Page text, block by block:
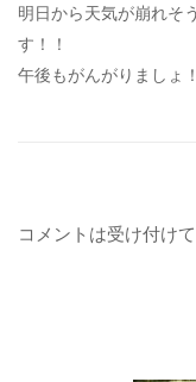
明日から天気が崩れそ
す！！
午後もがんがりましょ
コメントは受け付けて